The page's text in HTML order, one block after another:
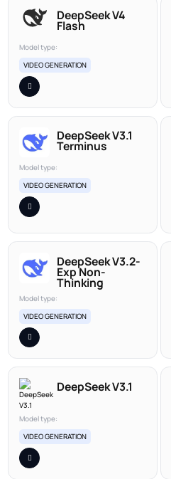
DeepSeek V4
Flash
Model type:
VIDEO GENERATION
DeepSeek V3.1
Terminus
Model type:
VIDEO GENERATION
DeepSeek V3.2-
Exp Non-
Thinking
Model type:
VIDEO GENERATION
DeepSeek V3.1
Model type:
VIDEO GENERATION